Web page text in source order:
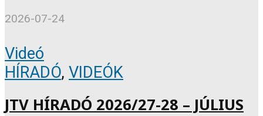
2026-07-24
Videó
HÍRADÓ, VIDEÓK
JTV HÍRADÓ 2026/27-28 – JÚLIUS